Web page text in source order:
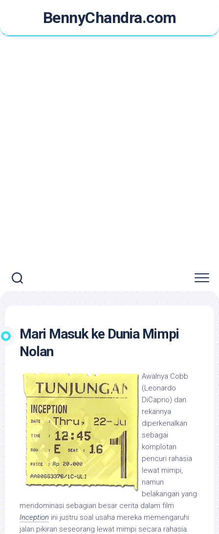
content
BennyChandra.com
Mari Masuk ke Dunia Mimpi
Nolan
Awalnya Cobb
(Leonardo
DiCaprio) dan
rekannya
diperkenalkan
sebagai
komplotan
pencuri rahasia
lewat mimpi,
namun
belakangan yang
mendominasi sebagian besar cerita dalam film
Inception ini justru soal usaha mereka memengaruhi
jalan pikiran seseorang lewat mimpi secara rahasia.